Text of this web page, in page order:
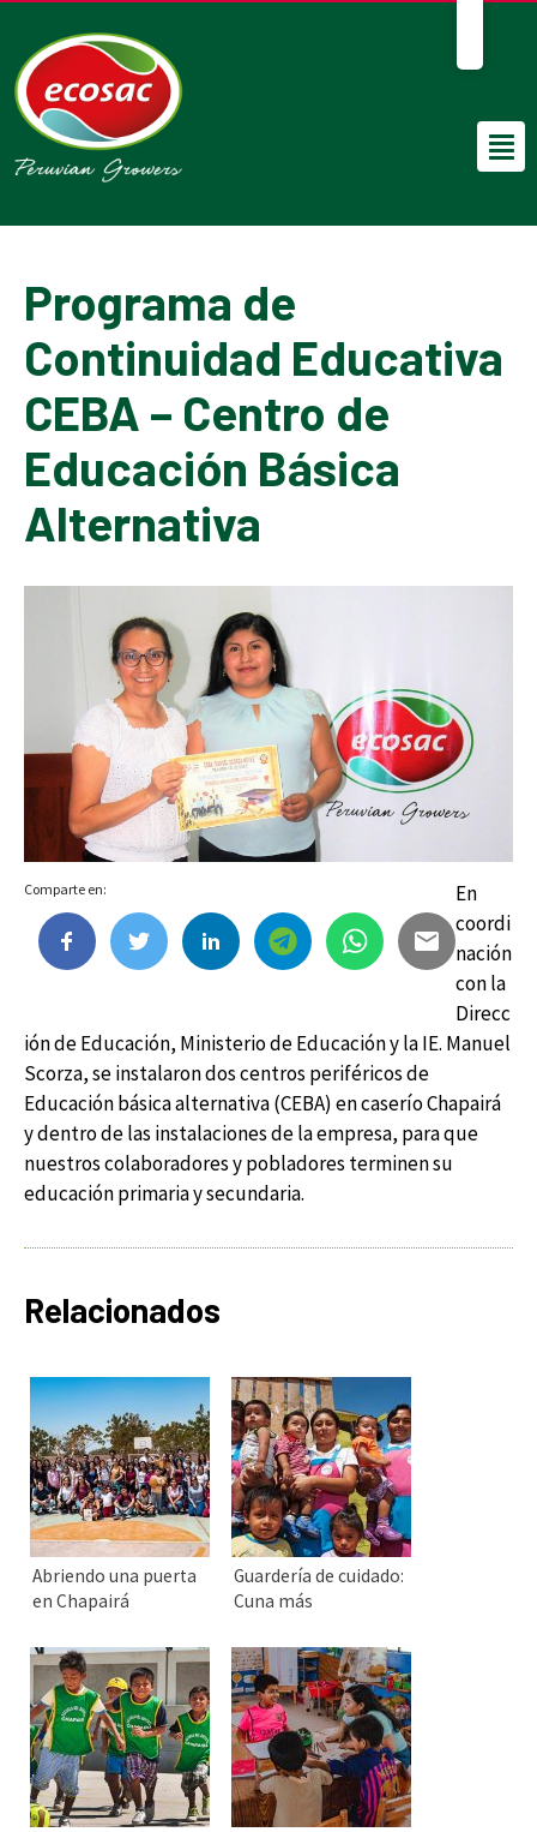
Programa de
Continuidad Educativa
CEBA – Centro de
Educación Básica
Alternativa
Comparte en:
En
coordi
nación
con la
Direcc
ión de Educación, Ministerio de Educación y la IE. Manuel
Scorza, se instalaron dos centros periféricos de
Educación básica alternativa (CEBA) en caserío Chapairá
y dentro de las instalaciones de la empresa, para que
nuestros colaboradores y pobladores terminen su
educación primaria y secundaria.
Relacionados
Abriendo una puerta
en Chapairá
Guardería de cuidado:
Cuna más